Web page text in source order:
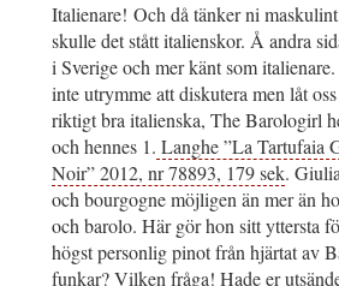
Italienare! Och då tänker ni
skulle det stått italienskor. Å andra
i Sverige och mer känt som
inte utrymme att diskutera men låt
riktigt bra italienska, The Barologirl
och hennes 1. Langhe ”La Tartufaia
Noir” 2012, nr 78893, 179 sek.
och bourgogne möjligen än mer än
och barolo. Här gör hon sitt yttersta
högst personlig pinot från hjärtat av
funkar? Vilken fråga! Hade er